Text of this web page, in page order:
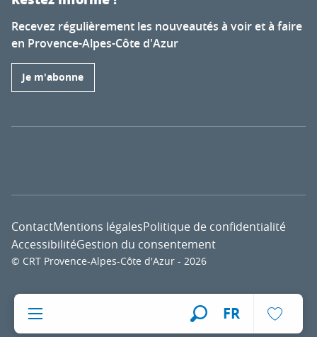
FR
Recevez régulièrement les nouveautés à voir et à faire
en Provence-Alpes-Côte d'Azur
Je m'abonne
© CRT Provence-Alpes-Côte d'Azur - 2026
ContactMentions légalesPolitique de confidentialité
AccessibilitéGestion du consentement